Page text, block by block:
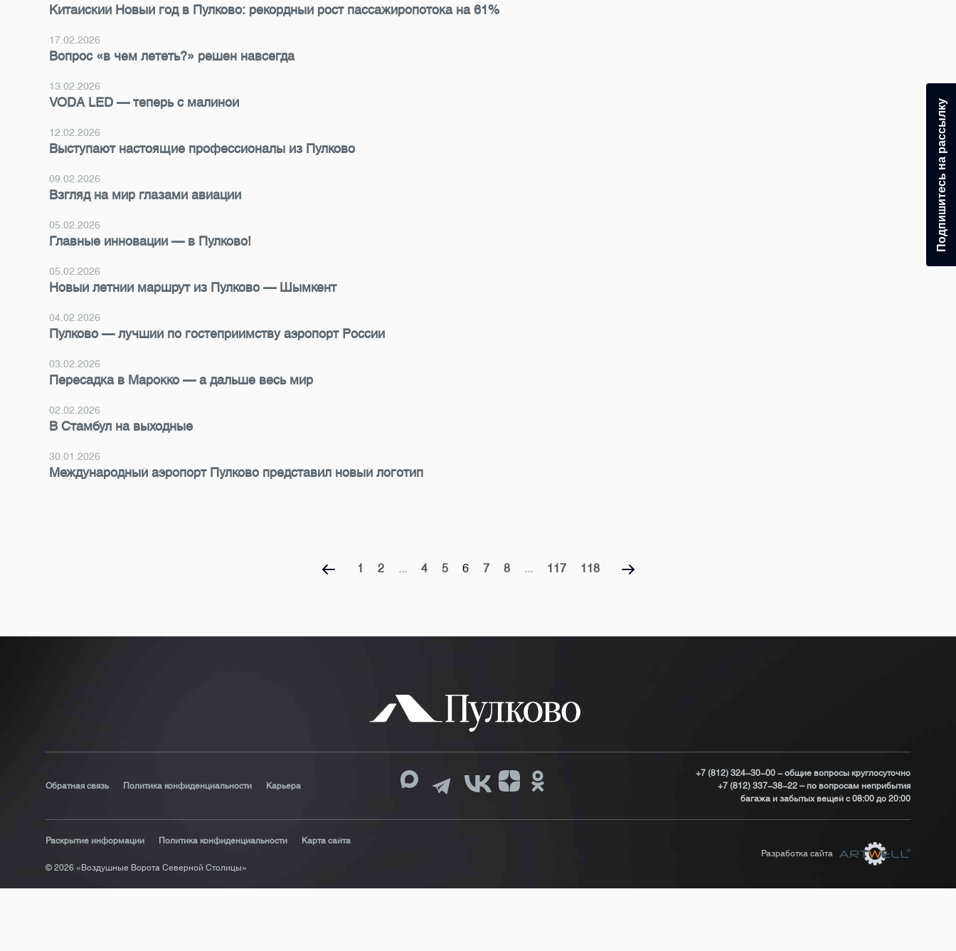
Китайский Новый год в Пулково: рекордный рост пассажиропотока на 61%
17.02.2026
Вопрос «в чем лететь?» решен навсегда
13.02.2026
VODA LED — теперь с малиной
12.02.2026
Выступают настоящие профессионалы из Пулково
09.02.2026
Взгляд на мир глазами авиации
05.02.2026
Главные инновации — в Пулково!
05.02.2026
Новый летний маршрут из Пулково — Шымкент
04.02.2026
Пулково — лучший по гостеприимству аэропорт России
03.02.2026
Пересадка в Марокко — а дальше весь мир
02.02.2026
В Стамбул на выходные
30.01.2026
Международный аэропорт Пулково представил новый логотип
1 2 ... 4 5 6 7 8 ... 117 118
Обратная связь Политика конфиденциальности Карьера
+7 (812) 324-30-00 - общие вопросы круглосуточно
+7 (812) 337-38-22 – по вопросам неприбытия
багажа и забытых вещей с 08:00 до 20:00
Раскрытие информации Политика конфиденциальности Карта сайта
© 2026 «Воздушные Ворота Северной Столицы»
Разработка сайта
Подпишитесь на рассылку